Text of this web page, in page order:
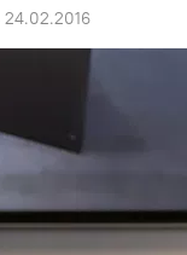
24.02.2016